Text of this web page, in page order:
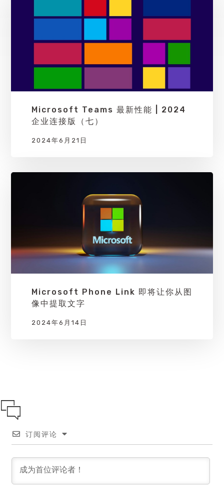
Microsoft Teams 最新性能 | 2024
企业连接版（七）
2024年6月21日
Microsoft Phone Link 即将让你从图
像中提取文字
2024年6月14日
订阅评论